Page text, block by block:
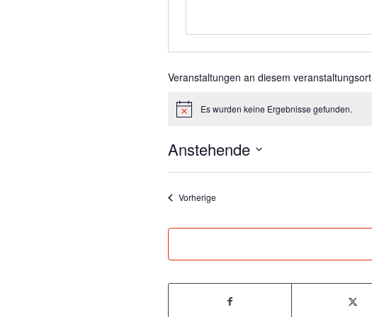
Veranstaltungen an diesem veranstaltungsort
HinweisEs wurden keine Ergebnisse gefunden.
Anstehende
VorherigeVeranstaltungen